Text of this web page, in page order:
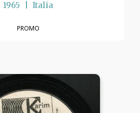
1965 Italia
PROMO